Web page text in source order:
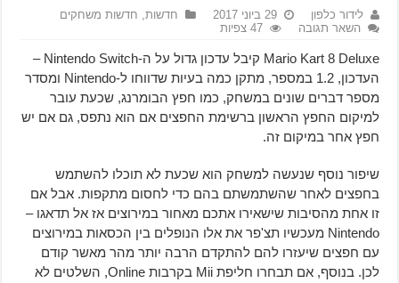
לידור כלפון 29 ביוני 2017 חדשות, חדשות משחקים
השאר תגובה
47 צפיות
Mario Kart 8 Deluxe קיבל עדכון גדול על ה-Nintendo Switch –
העדכון, 1.2 במספר, מתקן כמה בעיות שדווחו ל-Nintendo ומסדר
מספר דברים שונים במשחק, כמו חפץ הבומרנג, שכעת עובר
למיקום החפץ הראשון ברשימת החפצים אם הוא נתפס, גם אם יש
חפץ אחר במיקום זה.
שיפור נוסף שנעשה למשחק הוא שכעת לא תוכלו להשתמש
בחפצים לאחר שהשתמשתם בהם כדי לחסום מתקפות. אבל אם
זו אחת מהסיבות שישאירו אתכם מאחור במירוצים אז אל תדאגו –
Nintendo מעכשיו תצ'פר את אלו הנופלים בין הכסאות במירוצים
עם חפצים שיעזרו להם להתקדם הרבה יותר מהר מאשר קודם
לכן. בנוסף, אם תבחרו חליפת Mii בקרבות Online, השלטים לא